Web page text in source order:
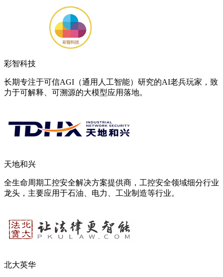
彩智科技
长期专注于可信AGI（通用人工智能）研究的AI老兵玩家，致
力于可解释、可溯源的大模型应用落地。
天地和兴
全生命周期工控安全解决方案提供商，工控安全领域细分行业
龙头，主要应用于石油、电力、工业制造等行业。
北大英华